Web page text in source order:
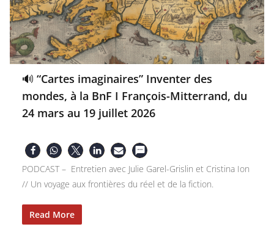
🔊 “Cartes imaginaires” Inventer des
mondes, à la BnF I François-Mitterrand, du
24 mars au 19 juillet 2026
PODCAST – Entretien avec Julie Garel-Grislin et Cristina Ion
// Un voyage aux frontières du réel et de la fiction.
Read More